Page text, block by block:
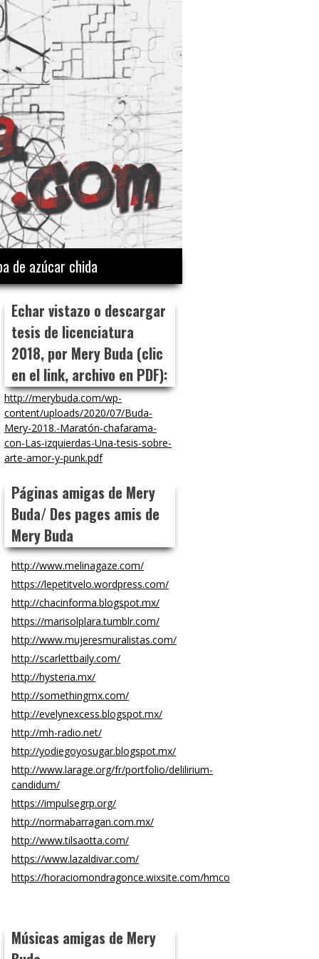
de azúcar chida
Echar vistazo o descargar
tesis de licenciatura
2018, por Mery Buda (clic
en el link, archivo en PDF):
http://merybuda.com/wp-
content/uploads/2020/07/Buda-
Mery-2018.-Maratón-chafarama-
con-Las-izquierdas-Una-tesis-sobre-
arte-amor-y-punk.pdf
Páginas amigas de Mery
Buda/ Des pages amis de
Mery Buda
http://www.melinagaze.com/
https://lepetitvelo.wordpress.com/
http://chacinforma.blogspot.mx/
https://marisolplara.tumblr.com/
http://www.mujeresmuralistas.com/
http://scarlettbaily.com/
http://hysteria.mx/
http://somethingmx.com/
http://evelynexcess.blogspot.mx/
http://mh-radio.net/
http://yodiegoyosugar.blogspot.mx/
http://www.larage.org/fr/portfolio/delilirium-
candidum/
https://impulsegrp.org/
http://normabarragan.com.mx/
http://www.tilsaotta.com/
https://www.lazaldivar.com/
https://horaciomondragonce.wixsite.com/hmco
Músicas amigas de Mery